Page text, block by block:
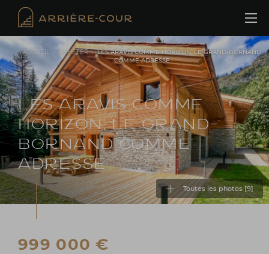
ACCUEIL • ACHETER•LES ARAVIS COMME HORIZON, LE GRAND-BORNAND
COMME ADRESSE
LES ARAVIS COMME
HORIZON, LE GRAND-
BORNAND COMME
ADRESSE
Toutes les photos [9]
999 000 €
Cookies management panel